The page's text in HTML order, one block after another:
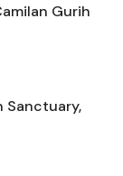
Gurih
Sanctuary,